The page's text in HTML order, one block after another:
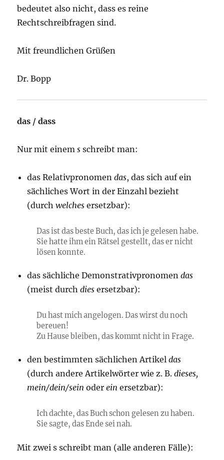
bedeutet also nicht, dass es reine
Rechtschreibfragen sind.
Mit freundlichen Grüßen
Dr. Bopp
das / dass
Nur mit einems schreibt man:
das Relativpronomendas, das sich auf ein
sächliches Wort in der Einzahl bezieht
(durchwelches ersetzbar):
Das ist das beste Buch, das ich je gelesen habe.
Sie hatte ihm ein Rätsel gestellt, das er nicht
lösen konnte.
das sächliche Demonstrativpronomendas
(meist durchdies ersetzbar):
Du hast mich angelogen. Das wirst du noch
bereuen!
Zu Hause bleiben, das kommt nicht in Frage.
den bestimmten sächlichen Artikeldas
(durch andere Artikelwörter wie z. B.dieses,
mein/dein/sein oderein ersetzbar):
Ich dachte, das Buch schon gelesen zu haben.
Sie sagte, das Ende sei nah.
Mit zwei s schreibt man (alle anderen Fälle):